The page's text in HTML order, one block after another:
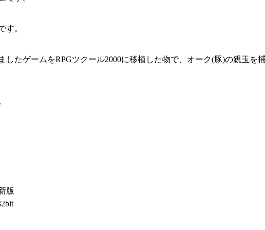
す。
たゲームをRPGツクール2000に移植した物で、オーク(豚)の親玉を
版